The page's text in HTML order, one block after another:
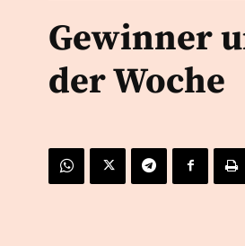
Gewinner
der Woche